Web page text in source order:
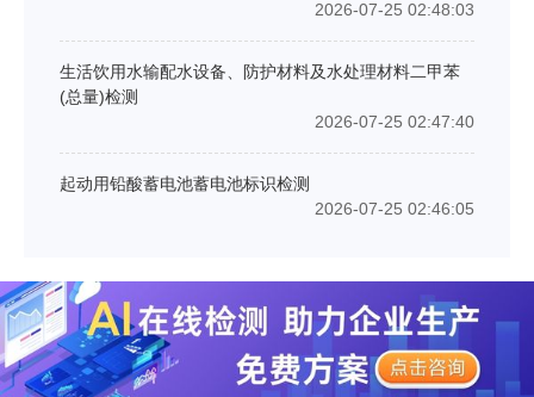
2026-07-25 02:48:03
生活饮用水输配水设备、防护材料及水处理材料二甲苯
(总量)检测
2026-07-25 02:47:40
起动用铅酸蓄电池蓄电池标识检测
2026-07-25 02:46:05